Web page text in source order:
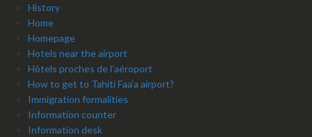
History
Home
Homepage
Hotels near the airport
Hôtels proches de l’aéroport
How to get to Tahiti Faa’a airport?
Immigration formalities
Information counter
Information desk